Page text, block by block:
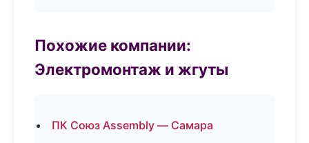
Похожие компании:
Электромонтаж и жгуты
ПК Союз Assembly — Самара